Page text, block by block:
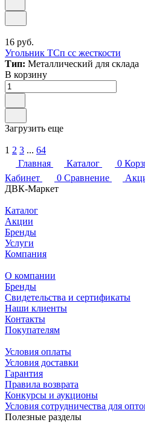
16 руб.
Угольник ТСп сс жесткости
Тип: Металлический для склада
В корзину
Загрузить еще
1 2 3 ... 64
Главная
Каталог 0
Кабинет
0 Сравнение
ДВК-Маркет
Каталог
Акции
Бренды
Услуги
Компания
О компании
Бренды
Свидетельства и сертификаты
Наши клиенты
Контакты
Покупателям
Условия оплаты
Условия доставки
Гарантия
Правила возврата
Конкурсы и аукционы
Условия сотрудничества для
Полезные разделы